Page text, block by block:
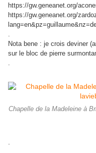
https://gw.geneanet.org/
https://gw.geneanet.org/
.
Nota bene : je crois deviner
sur le bloc de pierre
.
Chapelle de la Madeleine à